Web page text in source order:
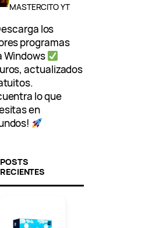
MASTERCITO YT
los
programas
Windows
actualizados
lo que
en
POSTS
RECIENTES